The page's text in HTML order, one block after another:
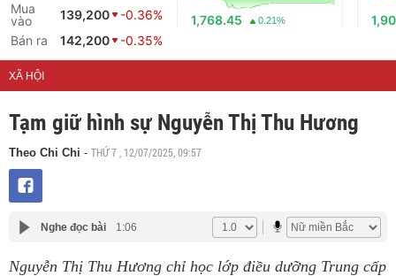
Mua
vào
139,200
-0.36%
Bán ra
142,200 -0.35%
1,768.45 0.21%
XÃ HỘI
Tạm giữ hình sự Nguyễn Thị Thu Hương
Theo Chi Chi - THỨ 7 , 12/07/2025, 09:57
Nghe đọc bài 1:06
Nguyễn Thị Thu Hương chỉ học lớp điều dưỡng Trung cấp